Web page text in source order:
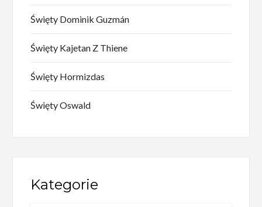
Święty Dominik Guzmán
Święty Kajetan Z Thiene
Święty Hormizdas
Święty Oswald
Kategorie